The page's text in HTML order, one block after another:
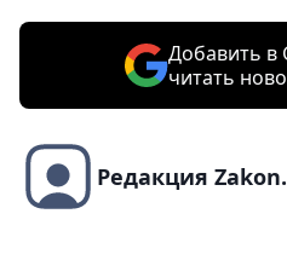
Добавить в
читать
Редакция